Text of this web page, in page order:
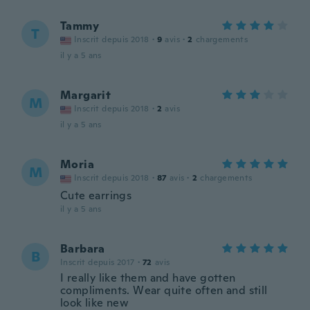
T Tammy
Inscrit depuis 2018 · 9 avis · 2 chargements
il y a 5 ans
M Margarit
Inscrit depuis 2018 · 2 avis
il y a 5 ans
M Moria
Inscrit depuis 2018 · 87 avis · 2 chargements
Cute earrings
il y a 5 ans
B Barbara
Inscrit depuis 2017 · 72 avis
I really like them and have gotten
compliments. Wear quite often and still
look like new